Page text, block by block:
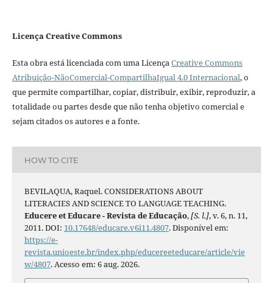
Licença Creative Commons
Esta obra está licenciada com uma LicençaCreative Commons
Atribuição-NãoComercial-CompartilhaIgual 4.0 Internacional, o
que permite compartilhar, copiar, distribuir, exibir, reproduzir, a
totalidade ou partes desde que não tenha objetivo comercial e
sejam citados os autores e a fonte.
HOW TO CITE
BEVILAQUA, Raquel. CONSIDERATIONS ABOUT
LITERACIES AND SCIENCE TO LANGUAGE TEACHING.
Educere et Educare - Revista de Educação,[S. l.], v. 6, n. 11,
2011. DOI: 10.17648/educare.v6i11.4807. Disponível em:
https://e-
revista.unioeste.br/index.php/educereeteducare/article/vie
w/4807. Acesso em: 6 aug. 2026.